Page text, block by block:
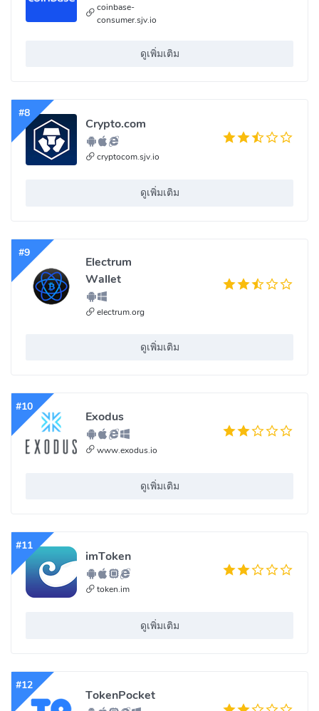
coinbase-
consumer.sjv.io
ดูเพิ่มเติม
#8
Crypto.com
cryptocom.sjv.io
ดูเพิ่มเติม
#9
Electrum
Wallet
electrum.org
ดูเพิ่มเติม
#10
Exodus
www.exodus.io
ดูเพิ่มเติม
#11
imToken
token.im
ดูเพิ่มเติม
#12
TokenPocket